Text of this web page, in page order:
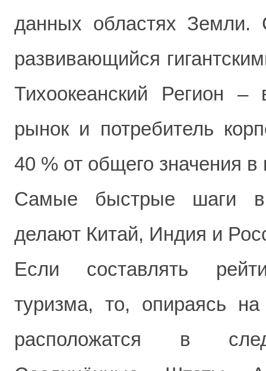
данных областях Земли.
развивающийся
Тихоокеанский Регион –
рынок и потребитель
40 % от общего значения в
Самые быстрые шаги в
делают Китай, Индия и
Если составлять
туризма, то, опираясь
расположатся в